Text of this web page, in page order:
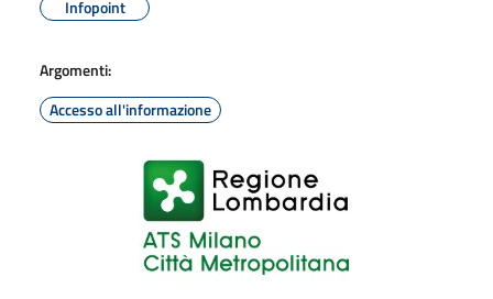
Infopoint
Argomenti:
Accesso all'informazione